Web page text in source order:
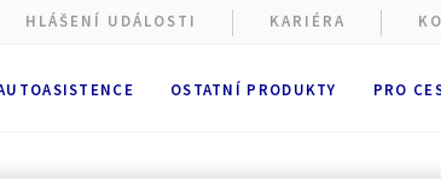
OSTATNÍ PRODUKTY PRO
HLÁŠENÍ UDÁLOSTI KARIÉRA
stránky shromažďují soubory cookie.
nutné). Volitelné soubory cookie mohou být
Centra předvoleb souborů cookie